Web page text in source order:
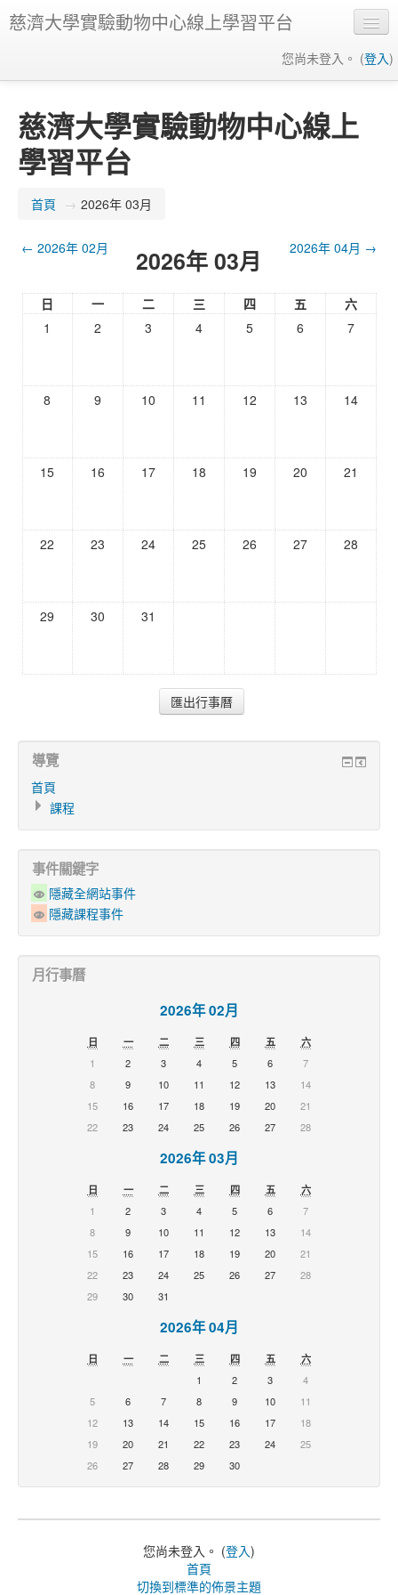
慈濟大學實驗動物中心線上學習平台
您尚未登入。 (登入)
慈濟大學實驗動物中心線上
學習平台
首頁 → 2026年 03月
← 2026年 02月 2026年 03月 2026年 04月 →
日 一 二 三 四 五
六
1
2 3 4 5 6 7
8 9 10 11 12 13 14
15 16 17 18 19 20 21
22 23 24 25 26 27 28
29 30 31
導覽
首頁
課程
事件關鍵字
隱藏全網站事件
隱藏課程事件
月行事曆
2026年 02月
日 一 二 三 四 五
六
1
2 3 4 5 6
7
8
9 10 11 12 13
14
15
16 17 18 19 20
21
22
23 24 25 26 27 28
2026年 03月
日 一 二 三 四 五
六
1
2 3 4 5 6
7
8
9 10 11 12 13
14
15
16 17 18 19 20
21
22
23 24 25 26 27
28
29
30 31
2026年 04月
日 一 二 三 四 五
六
1
2 3
4
5
6 7 8 9 10
11
12
13 14 15 16 17
18
19
20 21 22 23 24
25
26
27 28 29 30
您尚未登入。 (登入)
首頁
切換到標準的佈景主題